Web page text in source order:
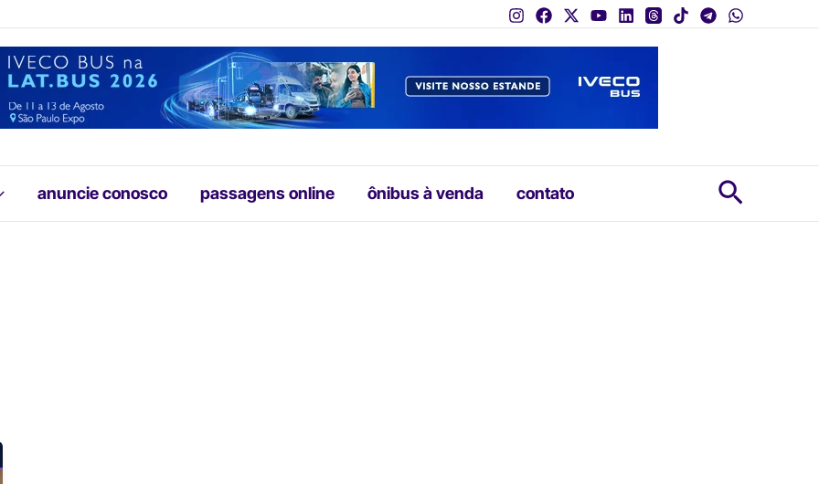
anuncie conosco passagens online ônibus à venda contato